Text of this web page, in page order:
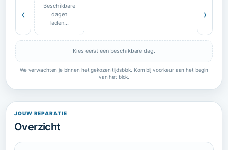
‹
Beschikbare
dagen
laden…
›
Kies eerst een beschikbare dag.
We verwachten je binnen het gekozen tijdsblok. Kom bij voorkeur aan het begin
van het blok.
JOUW REPARATIE
Overzicht